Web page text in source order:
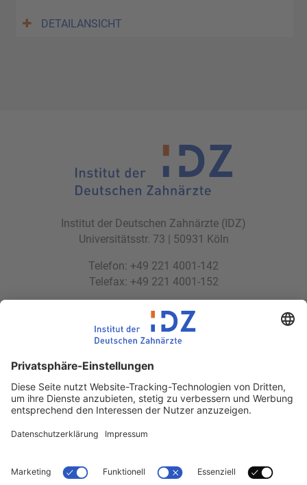
DETAILANSICHT
Institut der Deutschen Zahnärzte (IDZ)
Universitätsstr. 73 | 50931 Köln
Telefon: +49 221 4001-142
Telefax: +49 221 4001-152
idz(at)idz.institute
Web: www.idz.institute
Partnerseiten